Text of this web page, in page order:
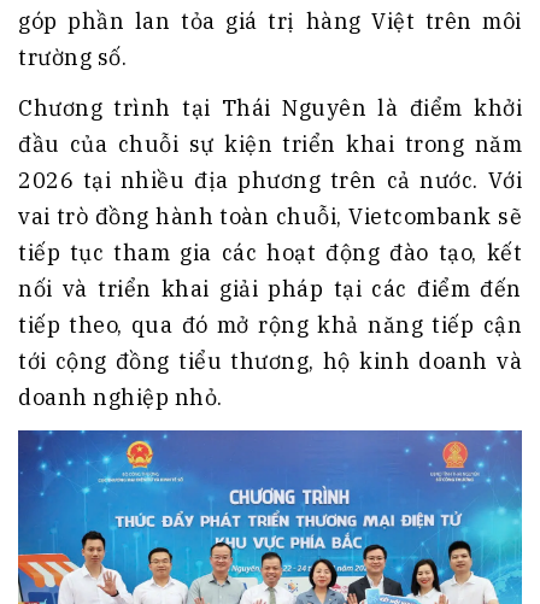
góp phần lan tỏa giá trị hàng Việt trên môi
trường số.
Chương trình tại Thái Nguyên là điểm khởi
đầu của chuỗi sự kiện triển khai trong năm
2026 tại nhiều địa phương trên cả nước. Với
vai trò đồng hành toàn chuỗi, Vietcombank sẽ
tiếp tục tham gia các hoạt động đào tạo, kết
nối và triển khai giải pháp tại các điểm đến
tiếp theo, qua đó mở rộng khả năng tiếp cận
tới cộng đồng tiểu thương, hộ kinh doanh và
doanh nghiệp nhỏ.